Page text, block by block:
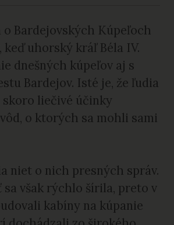
o Bardejovských Kúpeľoch
keď uhorský kráľ Béla IV.
dnešných kúpeľov aj s
Bardejov. Isté je, že ľudia
liečivé účinky
o ktorých sa mohli sami
niet o nich presných správ.
sa však rýchlo šírila, preto v
kabíny na kúpanie